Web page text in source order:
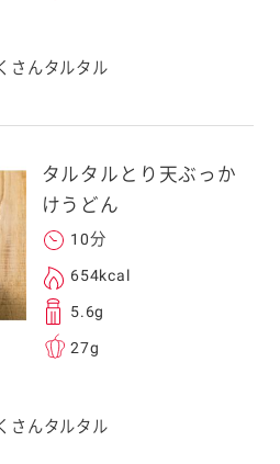
さんタルタル
タルタルとり天ぶっか
けうどん
10分
654kcal
5.6g
27g
さんタルタル